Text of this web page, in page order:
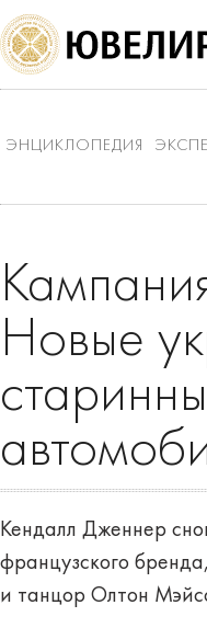
ЭНЦИКЛОПЕДИЯ
Новые
Кендалл Дженнер
французского
и танцор Олтон